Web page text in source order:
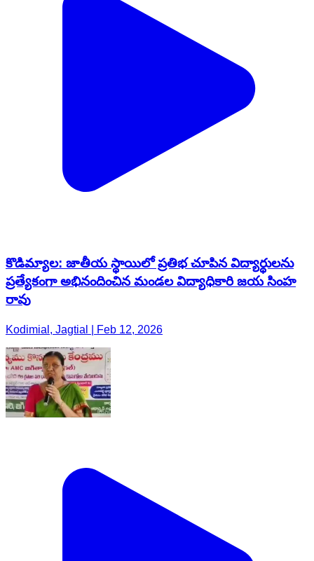
కొడిమ్యాల: జాతీయ స్థాయిలో ప్రతిభ చూపిన విద్యార్థులను
ప్రత్యేకంగా అభినందించిన మండల విద్యాధికారి జయ సింహ
రావు
Kodimial, Jagtial | Feb 12, 2026